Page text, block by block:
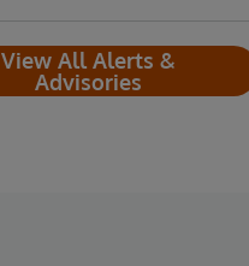
View All Alerts &
Advisories